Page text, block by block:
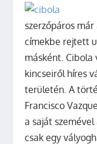
szerzőpáros
címekbe rejtett
másként. Cibola
kincseiről híres
területén. A
Francisco
a saját
csak egy